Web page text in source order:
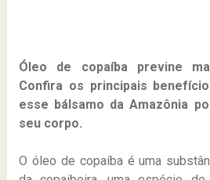
Óleo de copaíba previne
Confira os principais
esse bálsamo da Amazônia
seu corpo.
O óleo de copaíba é uma